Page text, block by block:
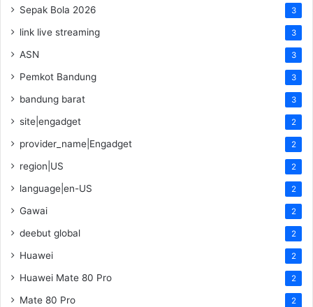
Sepak Bola 2026 3
link live streaming 3
ASN 3
Pemkot Bandung 3
bandung barat 3
site|engadget 2
provider_name|Engadget 2
region|US 2
language|en-US 2
Gawai 2
deebut global 2
Huawei 2
Huawei Mate 80 Pro 2
Mate 80 Pro 2